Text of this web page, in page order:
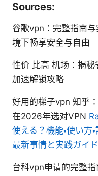
Sources:
谷歌vpn：完整指南
境下畅享安全与自由
性价 比高 机场：揭
加速解锁攻略
好用的梯子vpn 知乎
在2026年选对VPN
使える？機能・使い方
最新事情と実践ガイド
台科vpn申请的完整指